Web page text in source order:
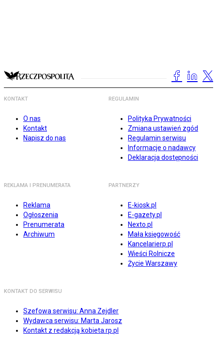
KONTAKT
O nas
Kontakt
Napisz do nas
REGULAMIN
Polityka Prywatności
Zmiana ustawień zgód
Regulamin serwisu
Informacje o nadawcy
Deklaracja dostępności
REKLAMA I PRENUMERATA
Reklama
Ogłoszenia
Prenumerata
Archiwum
PARTNERZY
E-kiosk.pl
E-gazety.pl
Nexto.pl
Mała księgowość
Kancelarierp.pl
Wieści Rolnicze
Życie Warszawy
KONTAKT DO SERWISU
Szefowa serwisu: Anna Zejdler
Wydawca serwisu: Marta Jarosz
Kontakt z redakcją kobieta.rp.pl